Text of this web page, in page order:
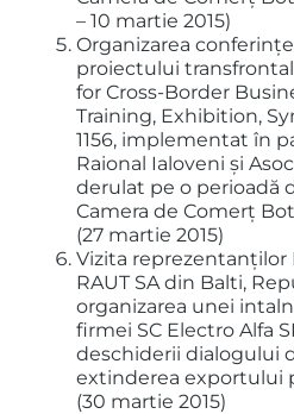
– 10 martie 2015)
Organizarea
proiectului
for Cross-Border
Training, Exhibition,
1156, implementat în
Raional Ialoveni și
derulat pe o perioadă
Camera de Comerț
(27 martie 2015)
Vizita reprezentanților
RAUT SA din Balti,
organizarea unei
firmei SC Electro Alfa
deschiderii dialogului
extinderea exportului
(30 martie 2015)